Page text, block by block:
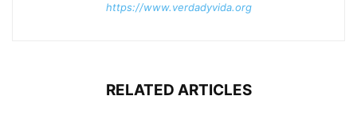
https://www.verdadyvida.org
RELATED ARTICLES